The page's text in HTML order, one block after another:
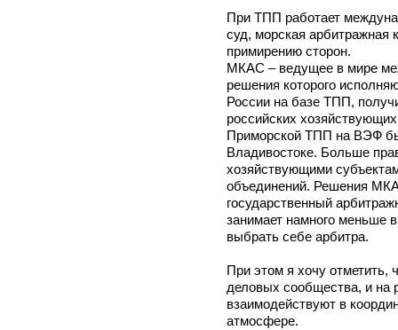
При ТПП работает
суд, морская арбитражная
примирению сторон.
МКАС – ведущее в мире
решения которого
России на базе ТПП,
российских
Приморской ТПП на ВЭФ
Владивостоке. Больше
хозяйствующими
объединений. Решения
государственный
занимает намного меньше
выбрать себе арбитра.
При этом я хочу отметить,
деловых сообщества, и на
взаимодействуют в
атмосфере.